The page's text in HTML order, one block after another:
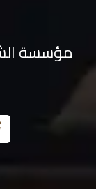
مؤسسة